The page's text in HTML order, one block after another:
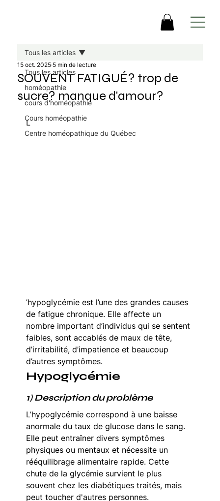
Tous les articles
homéopathie
cours d'homéopathie
Cours homéopathie
Centre homéopathique du Québec
Tous les articles
SOUVENT FATIGUÉ? trop de
sucre? manque d'amour?
15 oct. 2025 5 min de lecture
L
’hypoglycémie est l’une des grandes causes
de fatigue chronique. Elle affecte un
nombre important d’individus qui se sentent
faibles, sont accablés de maux de tête,
d’irritabilité, d’impatience et beaucoup
d’autres symptômes.
Hypoglycémie
1) Description du problème
L’hypoglycémie correspond à une baisse
anormale du taux de glucose dans le sang.
Elle peut entraîner divers symptômes
physiques ou mentaux et nécessite un
rééquilibrage alimentaire rapide. Cette
chute de la glycémie survient le plus
souvent chez les diabétiques traités, mais
peut toucher d'autres personnes.